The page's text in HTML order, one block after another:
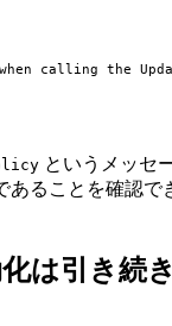
calling the
というメッセ
あることを確認で
は引き続